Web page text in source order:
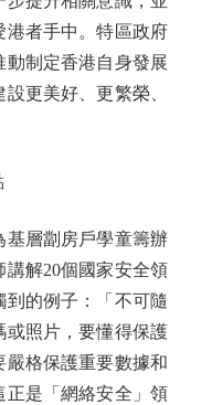
港者手中。特區政府
動制定香港自身發展
更美好、更繁榮、
層劏房戶學童籌辦
解20個國家安全領
的例子：「不可隨
或照片，要懂得保護
格保護重要數據和
正是「網絡安全」領